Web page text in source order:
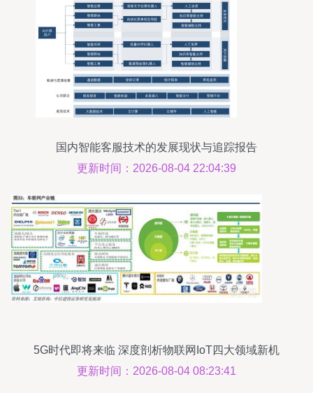
国内智能客服技术的发展现状与追踪报告
更新时间：2026-08-04 22:04:39
5G时代即将来临 深度剖析物联网IoT四大领域新机
遇与网络技术开发新前沿
更新时间：2026-08-04 08:23:41